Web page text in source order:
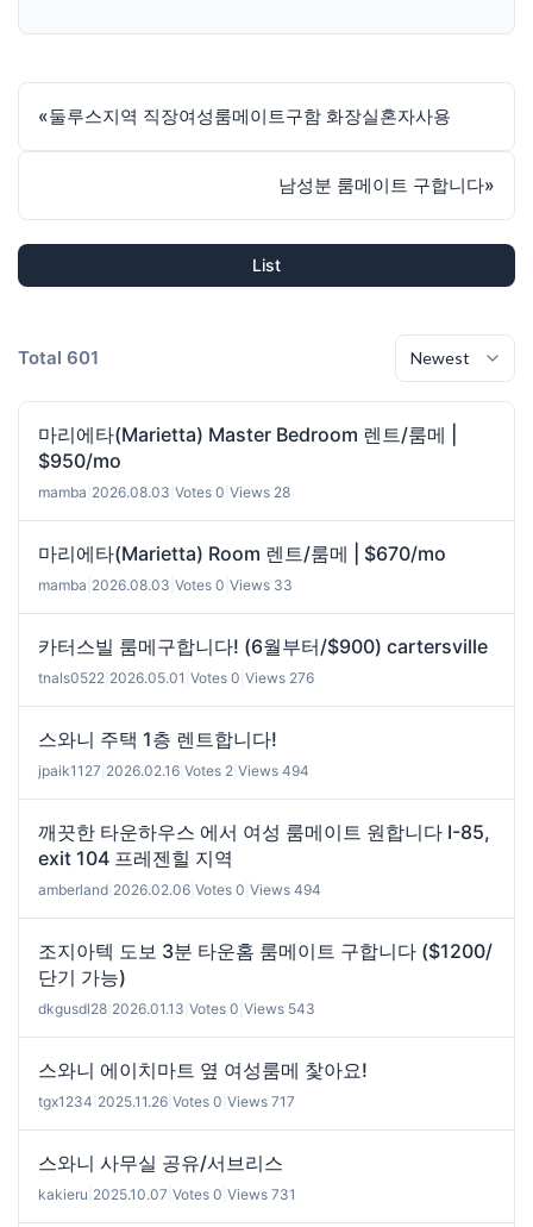
«둘루스지역 직장여성룸메이트구함 화장실혼자사용
남성분 룸메이트 구합니다»
List
Total 601
마리에타(Marietta) Master Bedroom 렌트/룸메 |
$950/mo
mamba 2026.08.03 Votes 0 Views 28
마리에타(Marietta) Room 렌트/룸메 | $670/mo
mamba 2026.08.03 Votes 0 Views 33
카터스빌 룸메구합니다! (6월부터/$900) cartersville
tnals0522 2026.05.01 Votes 0 Views 276
스와니 주택 1층 렌트합니다!
jpaik1127 2026.02.16 Votes 2 Views 494
깨끗한 타운하우스 에서 여성 룸메이트 원합니다 I-85,
exit 104 프레젠힐 지역
amberland 2026.02.06 Votes 0 Views 494
조지아텍 도보 3분 타운홈 룸메이트 구합니다 ($1200/
단기 가능)
dkgusdl28 2026.01.13 Votes 0 Views 543
스와니 에이치마트 옆 여성룸메 찿아요!
tgx1234 2025.11.26 Votes 0 Views 717
스와니 사무실 공유/서브리스
kakieru 2025.10.07 Votes 0 Views 731